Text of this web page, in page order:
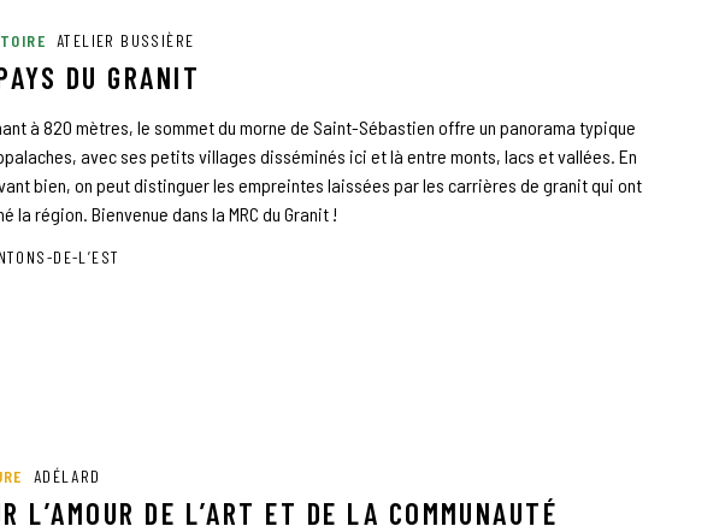
ATELIER BUSSIÈRE
DU GRANIT
à 820 mètres, le sommet du morne de Saint-Sébastien offre un panorama typique
avec ses petits villages disséminés ici et là entre monts, lacs et vallées. En
bien, on peut distinguer les empreintes laissées par les carrières de granit qui ont
la région. Bienvenue dans la MRC du Granit !
DE-L’EST
ADÉLARD
L’AMOUR DE L’ART ET DE LA COMMUNAUTÉ